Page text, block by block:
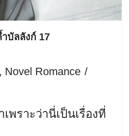
บัลลังก์ 17
, Novel Romance
พราะว่านี่เป็นเรื่องที่